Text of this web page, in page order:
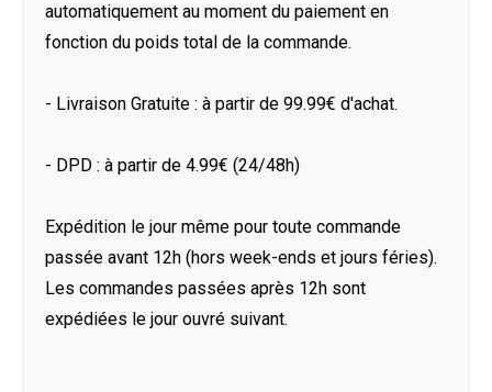
automatiquement au moment du paiement en
fonction du poids total de la commande.
- Livraison Gratuite : à partir de 99.99€ d'achat.
- DPD : à partir de 4.99€ (24/48h)
Expédition le jour même pour toute commande
passée avant 12h (hors week-ends et jours féries).
Les commandes passées après 12h sont
expédiées le jour ouvré suivant.